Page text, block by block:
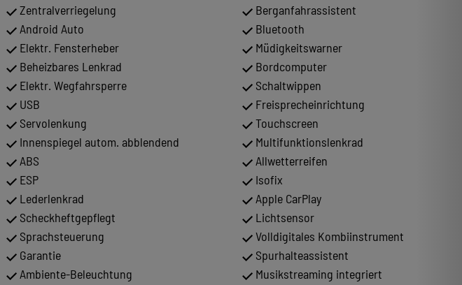
Zentralverriegelung
Android Auto
Elektr. Fensterheber
Beheizbares Lenkrad
Elektr. Wegfahrsperre
USB
Servolenkung
Innenspiegel autom. abblendend
ABS
ESP
Lederlenkrad
Scheckheftgepflegt
Sprachsteuerung
Garantie
Ambiente-Beleuchtung
Berganfahrassistent
Bluetooth
Müdigkeitswarner
Bordcomputer
Schaltwippen
Freisprecheinrichtung
Touchscreen
Multifunktionslenkrad
Allwetterreifen
Isofix
Apple CarPlay
Lichtsensor
Volldigitales Kombiinstrument
Spurhalteassistent
Musikstreaming integriert